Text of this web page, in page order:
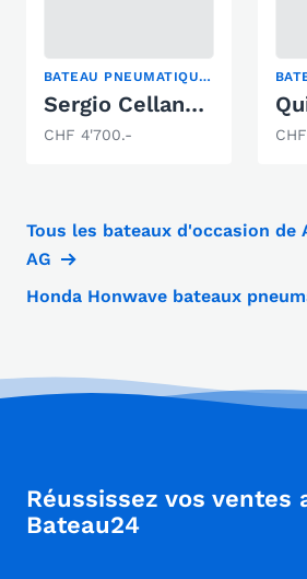
BATEAU PNEUMATIQUE PLIABLE
Sergio Cellano SC-420 AL
CHF 4'700.-
Tous les bateaux d'occasion de
AG
Honda Honwave bateaux
Réussissez vos ventes
Bateau24